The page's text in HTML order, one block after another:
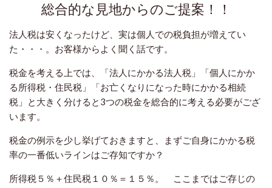
総合的な見地からのご提案！！
法人税は安くなったけど、実は個人での税負担が増えてい
た・・・。お客様からよく聞く話です。
税金を考える上では、「法人にかかる法人税」「個人にかか
る所得税・住民税」「お亡くなりになった時にかかる相続
税」と大きく分けると3つの税金を総合的に考える必要がござ
います。
税金の例示を少し挙げておきますと、まずご自身にかかる税
率の一番低いラインはご存知ですか？
所得税５％＋住民税１０％＝１５％。 ここまではご存じの